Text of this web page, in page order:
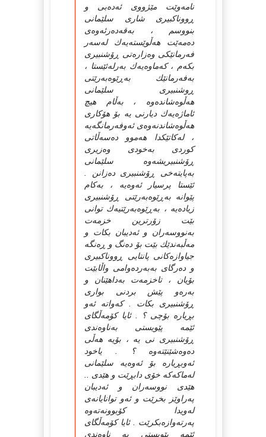
نامه‌وێت مێژووی ئه‌ده‌بی و
ڕووناكبیری شاری سلێمانی
بنووسم ، به‌قه‌ده‌رئه‌وه‌ی
ده‌مه‌ێت هه‌ڵوێسته‌یه‌ك له‌سه‌ر
فه‌رمانێكی وه‌زاره‌تی ڕۆشنبیری
بكه‌م ، كه‌ماوه‌یه‌ك به‌رله‌ئێستا ،
به‌فه‌رمانێك به‌ڕێوه‌به‌رێتی
ڕوشنبیری سلێمانی
هه‌ڵوه‌شانده‌وه‌ ، به‌ڵام هیچ
ئاماژه‌یه‌ك دیارنی یه‌ بۆ هۆكاری
هه‌ڵوه‌شاندنه‌وه‌ی ئه‌وفه‌رمانگه‌یه‌
، له‌كاتێكدا هه‌موو ده‌سه‌ڵاتی
كوردی به‌خودی وه‌زیری
ڕۆشنبیریشه‌وه‌ سلێمانی
به‌پایته‌خی ڕۆشنبیری ده‌زانن .
ئێستا پرسیار ئه‌وه‌یه‌ ، به‌كام
پێوانه‌ به‌ڕێوه‌به‌رێتی ڕۆشنبیری
زیاده‌یه‌ ، به‌ڕێوه‌به‌رێتیه‌ك توانی
بێت زۆرترین خزمه‌ت
به‌نووسه‌ران و ئه‌دیبان بكات و
مه‌ڵبه‌ندێك بێت بۆ ده‌نگ و ڕه‌نگه‌
جیاوازه‌كانی پانتایی ڕووناكبیری
و ده‌رگای به‌به‌رده‌وامی واڵابێت
بۆیان ، تاخزمه‌ت به‌داهێنان و
به‌ره‌و پێش بردنی بواری
ڕۆشنبیری بكات . كه‌واته‌ ئه‌و
بڕیاره‌ بۆچی ؟ . ئایا كۆمه‌ڵگای
ئێمه‌ پێویستی به‌ناوه‌ندی
ڕۆشنبیری نی یه‌ ، بۆیه‌ هه‌ڵی
ده‌وه‌شێنێته‌وه‌ ؟ . یاخود
ئه‌وبڕیاره‌ بۆ ئه‌وه‌یه‌ سلێمانی
له‌ماكه‌كه‌ خۆی دابڕێت و هێدی ..
هێدی نووسه‌ران و ئه‌دیبان
په‌راوێز بخرێت و ئه‌و توانایانه‌ی
له‌ویدا كۆبوونه‌ته‌وه‌
په‌رته‌وازه‌بكرێت . ئایا كۆمه‌ڵگای
ئێمه‌ پێویستی به‌ ناوه‌ندی